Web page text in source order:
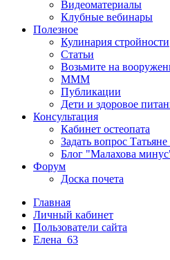
Видеоматериалы
Клубные вебинары
Полезное
Кулинария стройности
Статьи
Возьмите на
МММ
Публикации
Дети и здоровое
Консультация
Кабинет остеопата
Задать вопрос
Блог "Малахова
Форум
Доска почета
Главная
Личный кабинет
Пользователи сайта
Елена_63